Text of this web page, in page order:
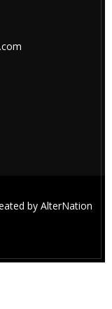
by AlterNation